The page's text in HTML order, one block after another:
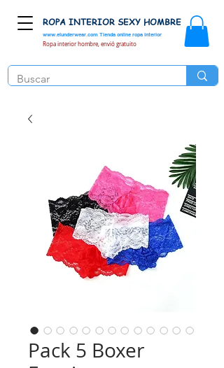
www.elunderwear.com Tienda online ropa interior
ROPA INTERIOR SEXY HOMBRE
Ropa interior hombre, envió gratuito
Pack 5 Boxer